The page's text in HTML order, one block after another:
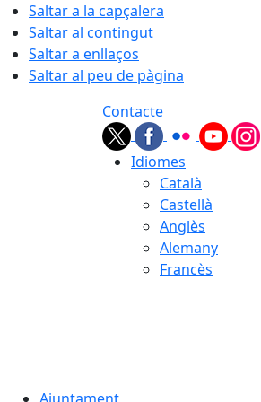
Saltar a la capçalera
Saltar al contingut
Saltar a enllaços
Saltar al peu de pàgina
Contacte
Idiomes
Català
Castellà
Anglès
Alemany
Francès